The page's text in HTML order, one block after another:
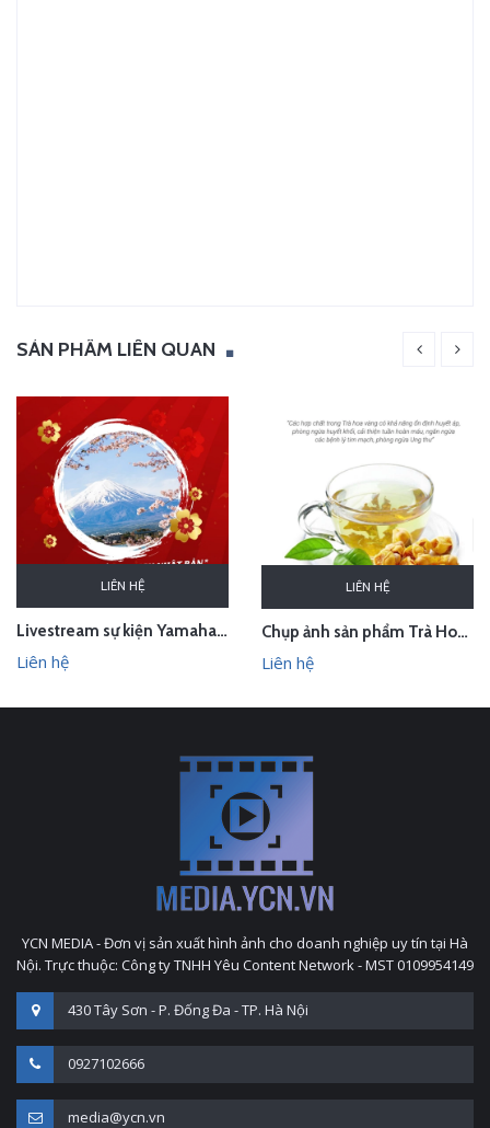
SẢN PHẨM LIÊN QUAN
LIÊN HỆ
Livestream sự kiện Yamaha - lễ bốc thăm chuyến du lịch Nhật Bản 100 triệu - Hà Nội
Liên hệ
LIÊN HỆ
Chụp ảnh sản phẩm Trà Hoa Vàng - Kim Hoa Trà tại studio Hà Nội
Liên hệ
YCN MEDIA - Đơn vị sản xuất hình ảnh cho doanh nghiệp uy tín tại Hà
Nội. Trực thuộc: Công ty TNHH Yêu Content Network - MST 0109954149
430 Tây Sơn - P. Đống Đa - TP. Hà Nội
0927102666
media@ycn.vn